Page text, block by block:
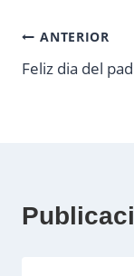
de
ANTERIOR
Feliz dia del